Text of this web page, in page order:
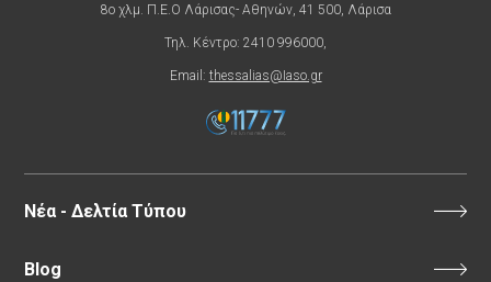
8ο χλμ. Π.Ε.Ο Λάρισας- Αθηνών, 41 500, Λάρισα
Τηλ. Κέντρο: 2410 996000,
Email: thessalias@Iaso.gr
Νέα - Δελτία Τύπου
Blog